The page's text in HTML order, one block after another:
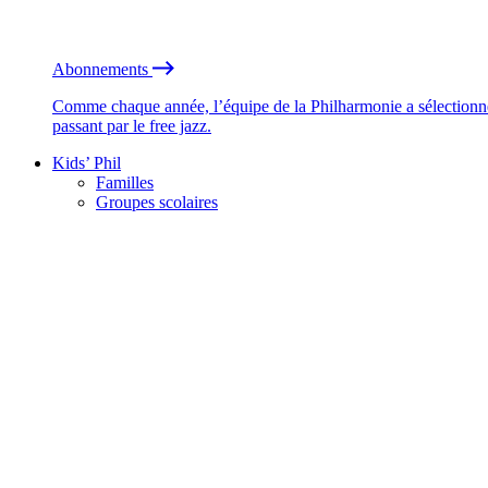
Abonnements
Comme chaque année, l’équipe de la Philharmonie a
passant par le free jazz.
Kids’ Phil
Familles
Groupes scolaires